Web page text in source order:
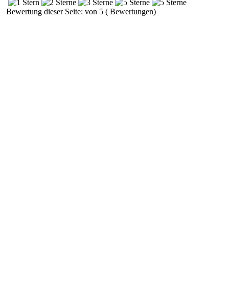
Bewertung dieser Seite: von 5 ( Bewertungen)